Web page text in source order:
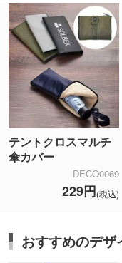
テントクロスマルチ
傘カバー
DECO0069
229円(税込)
おすすめのデザ